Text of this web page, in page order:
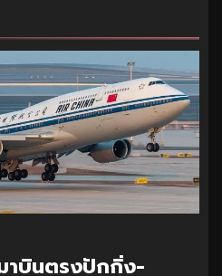
าบินตรงปักกิ่ง-